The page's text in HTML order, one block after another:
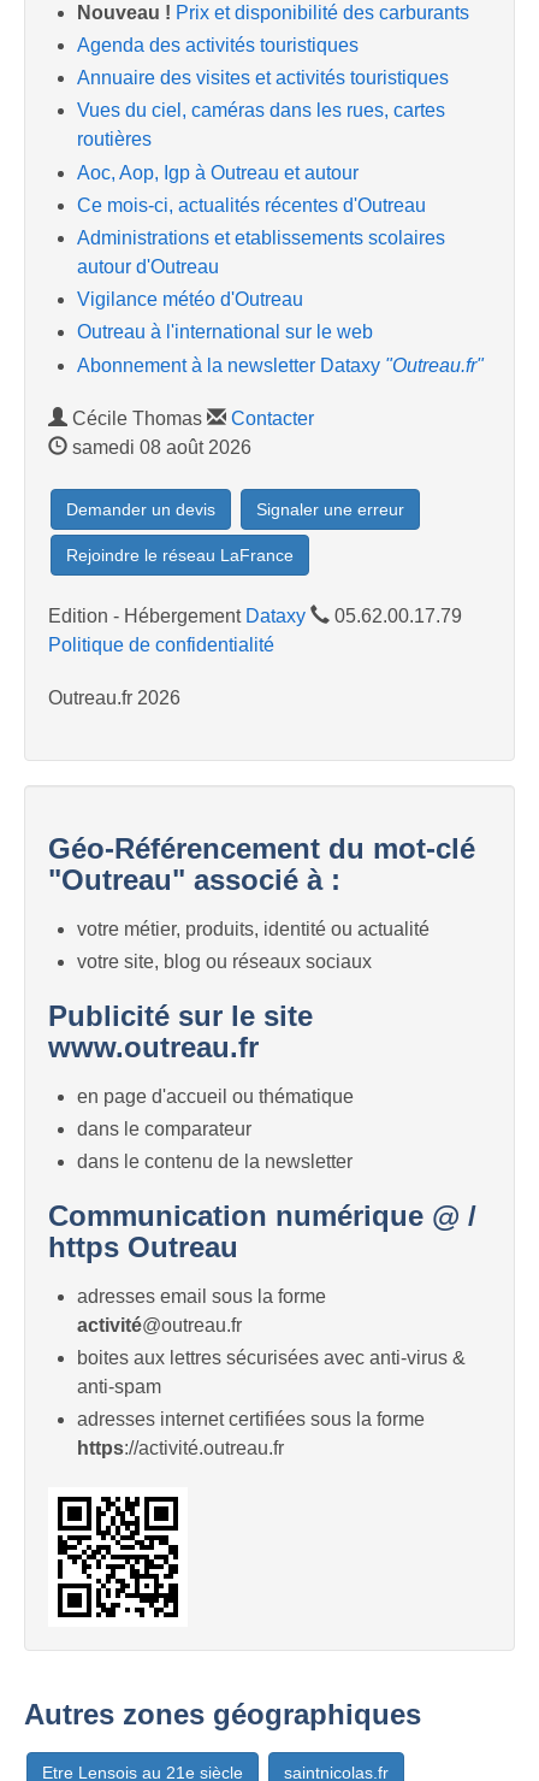
Nouveau ! Prix et disponibilité des carburants
Agenda des activités touristiques
Annuaire des visites et activités touristiques
Vues du ciel, caméras dans les rues, cartes
routières
Aoc, Aop, Igp à Outreau et autour
Ce mois-ci, actualités récentes d'Outreau
Administrations et etablissements scolaires
autour d'Outreau
Vigilance météo d'Outreau
Outreau à l'international sur le web
Abonnement à la newsletter Dataxy "Outreau.fr"
Cécile Thomas
Contacter
samedi 08 août 2026
Demander un devis Signaler une erreur
Rejoindre le réseau LaFrance
Edition - Hébergement Dataxy
05.62.00.17.79
Politique de confidentialité
Outreau.fr 2026
Géo-Référencement du mot-clé
"Outreau" associé à :
votre métier, produits, identité ou actualité
votre site, blog ou réseaux sociaux
Publicité sur le site
www.outreau.fr
en page d'accueil ou thématique
dans le comparateur
dans le contenu de la newsletter
Communication numérique @ /
https Outreau
adresses email sous la forme
activité@outreau.fr
boites aux lettres sécurisées avec anti-virus &
anti-spam
adresses internet certifiées sous la forme
https://activité.outreau.fr
Autres zones géographiques
Etre Lensois au 21e siècle saintnicolas.fr